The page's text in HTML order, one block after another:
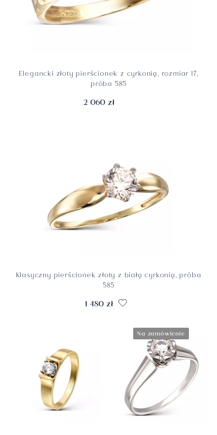
Elegancki złoty pierścionek z cyrkonią, rozmiar 17,
próba 585
2 060 zł
Klasyczny pierścionek złoty z białą cyrkonią, próba
585
1 480 zł
Na zamówienie